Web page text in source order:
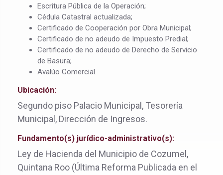
Escritura Pública de la Operación;
Cédula Catastral actualizada;
Certificado de Cooperación por Obra Municipal;
Certificado de no adeudo de Impuesto Predial;
Certificado de no adeudo de Derecho de Servicio
de Basura;
Avalúo Comercial.
Ubicación:
Segundo piso Palacio Municipal, Tesorería
Municipal, Dirección de Ingresos.
Fundamento(s) jurídico-administrativo(s):
Ley de Hacienda del Municipio de Cozumel,
Quintana Roo (Última Reforma Publicada en el